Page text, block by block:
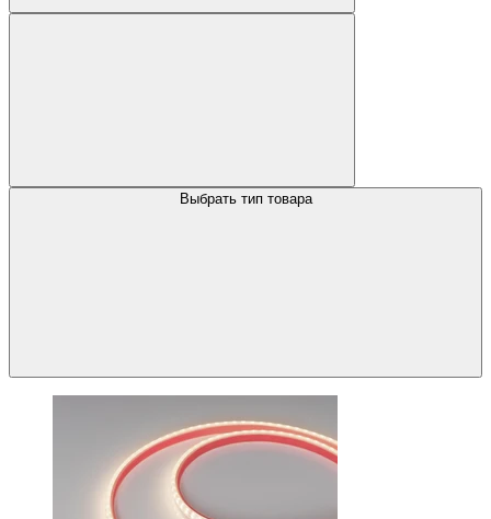
Выбрать тип товара